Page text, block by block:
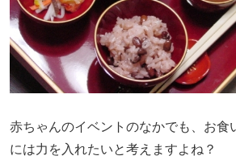
赤ちゃんのイベントのなかでも、お食
には力を入れたいと考えますよね？